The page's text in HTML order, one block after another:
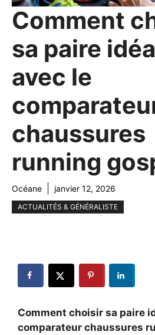
Comment
sa paire
avec le
chaussures
running
Océane janvier 12, 2026
ACTUALITÉS & GÉNÉRALISTE
Comment choisir sa paire
comparateur chaussures